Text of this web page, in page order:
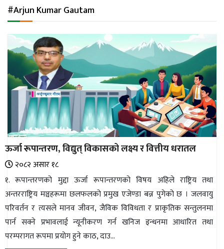
जलवायु
ऊर्जा
दक्षता
उहिलेकाे
खबर
हरित
हाइड्रोजन
इभी
सम्पादकीय
बैंक
पर्यटन
भिडियो
#Arjun Kumar Gautam
ऊर्जा रूपान्तरण, विद्युत् विकासको लक्ष्य र वित्तीय धरातल
२०८२ असार १८
१. रूपान्तरणको मुद्दा ऊर्जा रूपान्तरणको विषय अहिले राष्ट्रिय तथा
अन्तरराष्ट्रिय मञ्चहरूमा छलफलको प्रमुख एजेण्डा बन्न पुगेको छ । जलवायु
परिवर्तन र त्यसले मानव जीवन, जैविक विविधता र प्राकृतिक सन्तुलनमा
पार्न सक्ने प्रभावलाई न्यूनीकरण गर्न खनिज इन्धनमा आधारित तथा
परम्परागत रूपमा प्रयोग हुने काठ, दाउ...